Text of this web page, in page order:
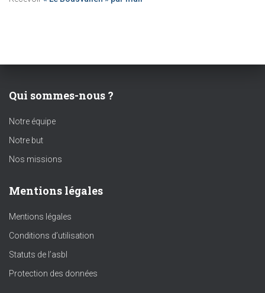
Qui sommes-nous ?
Notre équipe
Notre but
Nos missions
Mentions légales
Mentions légales
Conditions d’utilisation
Statuts de l’asbl
Protection des données